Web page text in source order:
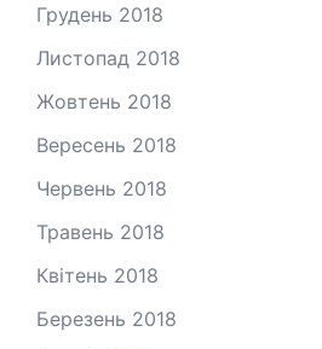
Грудень 2018
Листопад 2018
Жовтень 2018
Вересень 2018
Червень 2018
Травень 2018
Квітень 2018
Березень 2018